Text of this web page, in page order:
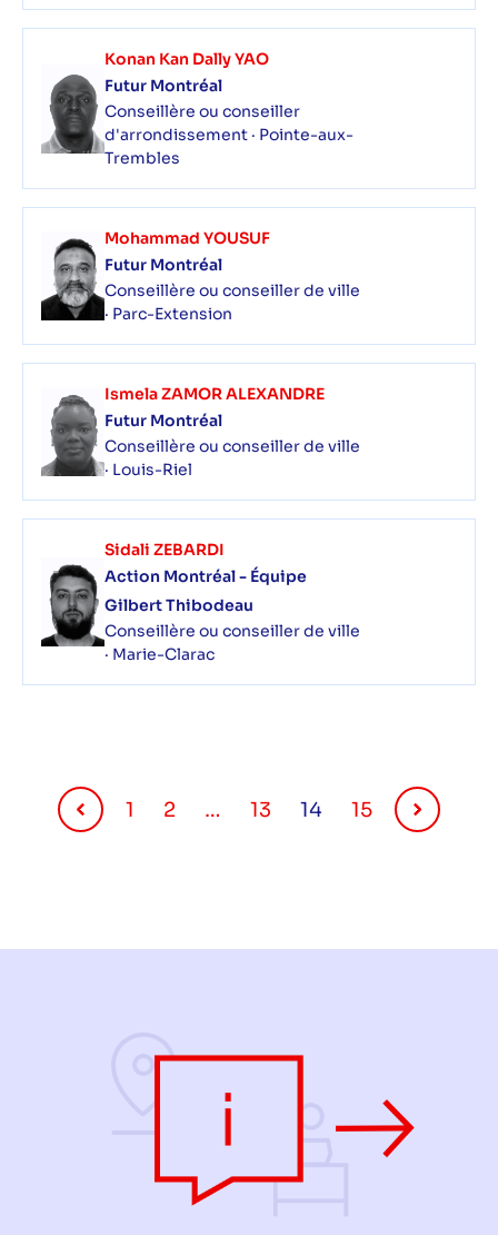
Konan Kan Dally YAO
Futur Montréal
Conseillère ou conseiller
d'arrondissement · Pointe-aux-
Trembles
Mohammad YOUSUF
Futur Montréal
Conseillère ou conseiller de ville
· Parc-Extension
Ismela ZAMOR ALEXANDRE
Futur Montréal
Conseillère ou conseiller de ville
· Louis-Riel
Sidali ZEBARDI
Action Montréal - Équipe
Gilbert Thibodeau
Conseillère ou conseiller de ville
· Marie-Clarac
1 2 … 13 14 15